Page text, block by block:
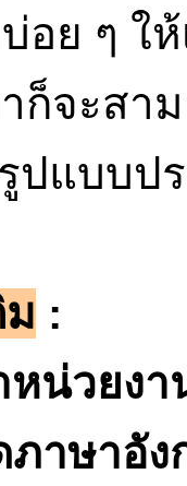
อย ๆ ใ
ก็จะส
ปแบบป
:
น่วยงา
าษาอัง